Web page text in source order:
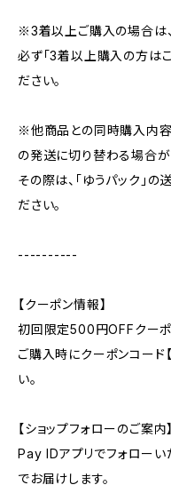
※3着以上ご購入の場合は、
必ず「3着以上購入の方はこ
ださい。
※他商品との同時購入内容
の発送に切り替わる場合が
その際は、「ゆうパック」
ださい。
----------
【クーポン情報】
初回限定500円OFFクーポ
ご購入時にクーポンコード
い。
【ショップフォローのご案内】
Pay IDアプリでフォローい
でお届けします。